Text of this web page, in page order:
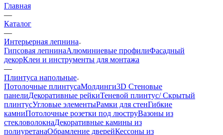
Главная
—
Каталог
—
Интерьерная лепнина
Гипсовая лепнинаАлюминиевые профилиФасадный
декорКлеи и инструменты для монтажа
—
Плинтуса напольные
Потолочные плинтусаМолдинги3D Стеновые
панелиДекоративные рейкиТеневой плинтус/ Скрытый
плинтусУгловые элементыРамки для стенГибкие
камниПотолочные розетки под люструВазоны из
стекловолокнаДекоративные камины из
полиуретанаОбрамление дверейКессоны из